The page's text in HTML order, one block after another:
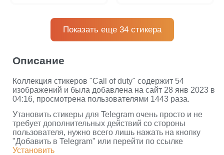
Показать еще 34 стикера
Описание
Коллекция стикеров "Call of duty" содержит 54
изображений и была добавлена на сайт 28 янв 2023 в
04:16, просмотрена пользователями 1443 раза.
Утановить стикеры для Telegram очень просто и не
требует дополнительных действий со стороны
пользователя, нужно всего лишь нажать на кнопку
"Добавить в Telegram" или перейти по ссылке
Установить